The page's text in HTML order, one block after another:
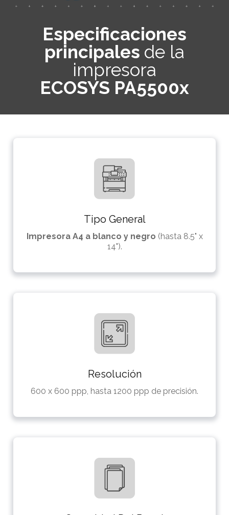
Especificaciones
principales de la
impresora
ECOSYS PA5500x
Tipo General
Impresora A4 a blanco y negro (hasta 8.5" x
14").
Resolución
600 x 600 ppp, hasta 1200 ppp de precisión.